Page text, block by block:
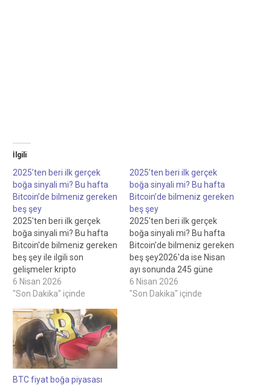
İlgili
2025’ten beri ilk gerçek
boğa sinyali mi? Bu hafta
Bitcoin’de bilmeniz gereken
beş şey
2025'ten beri ilk gerçek
boğa sinyali mi? Bu hafta
Bitcoin'de bilmeniz gereken
beş şey ile ilgili son
gelişmeler kripto
piyasasında dikkat çekiyor.
2025'ten konusunda
yatırımcıları
etkiliyor.Uzmanlar 2025'ten
için önümüzdeki dönemde
önemli fırsatlar ve riskler
olabileceğini belirtiyor.
Yatırımcıların gelişmeleri
6 Nisan 2026
"Son Dakika" içinde
2025’ten beri ilk gerçek
boğa sinyali mi? Bu hafta
Bitcoin’de bilmeniz gereken
beş şey
2025'ten beri ilk gerçek
boğa sinyali mi? Bu hafta
Bitcoin'de bilmeniz gereken
beş şey2026'da ise Nisan
ayı sonunda 245 güne
ulaşacağız.Tüm yatırımlar
ve işlemler risk taşır;
6 Nisan 2026
"Son Dakika" içinde
BTC fiyat boğa piyasası